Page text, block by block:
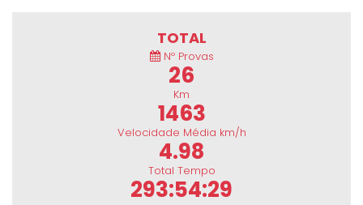
TOTAL
Nº Provas
26
Km
1463
Velocidade Média km/h
4.98
Total Tempo
293:54:29